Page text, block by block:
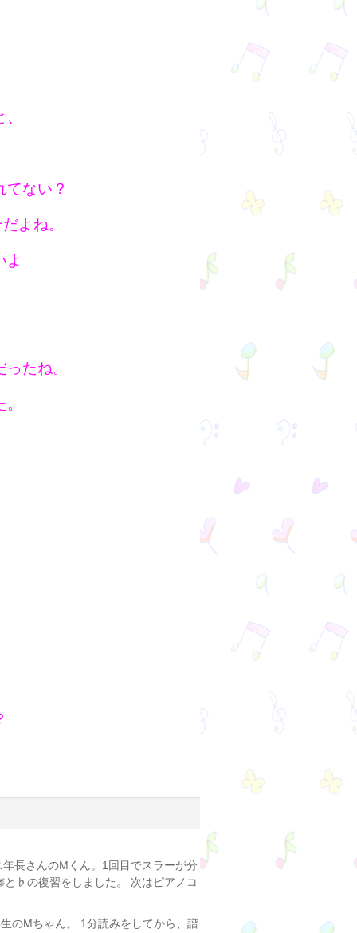
ない？
よね。
よ
たね。
長さんのMくん。1回目でスラーが分
と♭の復習をしました。 次はピアノコ
のMちゃん。 1分読みをしてから、譜